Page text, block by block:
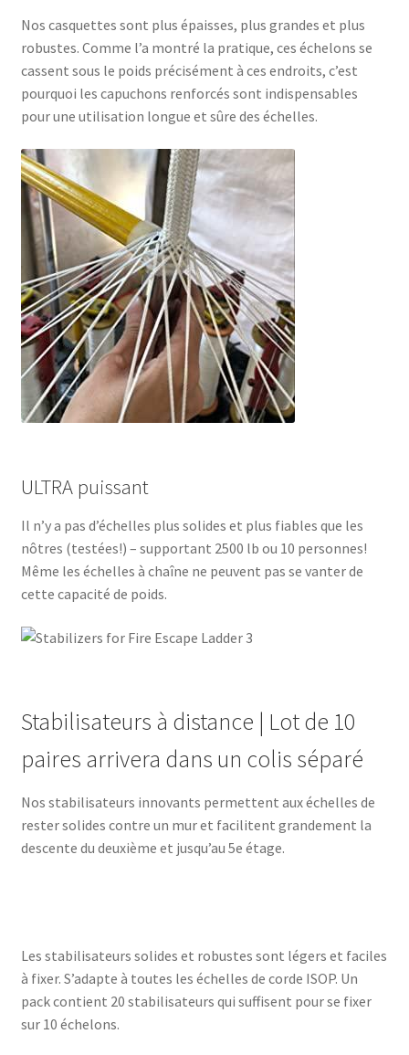
Nos casquettes sont plus épaisses, plus grandes et plus
robustes. Comme l’a montré la pratique, ces échelons se
cassent sous le poids précisément à ces endroits, c’est
pourquoi les capuchons renforcés sont indispensables
pour une utilisation longue et sûre des échelles.
ULTRA puissant
Il n’y a pas d’échelles plus solides et plus fiables que les
nôtres (testées!) – supportant 2500 lb ou 10 personnes!
Même les échelles à chaîne ne peuvent pas se vanter de
cette capacité de poids.
Stabilisateurs à distance | Lot de 10
paires arrivera dans un colis séparé
Nos stabilisateurs innovants permettent aux échelles de
rester solides contre un mur et facilitent grandement la
descente du deuxième et jusqu’au 5e étage.
Les stabilisateurs solides et robustes sont légers et faciles
à fixer. S’adapte à toutes les échelles de corde ISOP. Un
pack contient 20 stabilisateurs qui suffisent pour se fixer
sur 10 échelons.